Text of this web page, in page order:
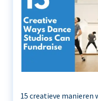
15 creatieve manieren